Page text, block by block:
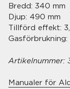
Bredd: 340 mm
Djup: 490 mm
Tillförd effekt:
Artikelnummer:
Manualer för